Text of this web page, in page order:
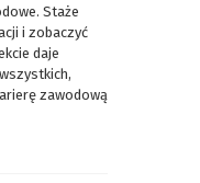
Staże
i zobaczyć
daje
zawodową